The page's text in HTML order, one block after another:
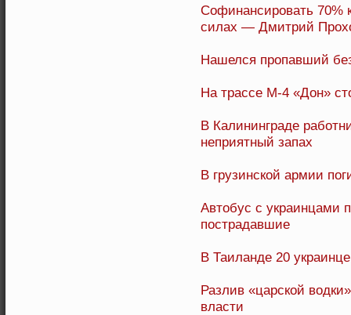
Софинансировать 70%
силах — Дмитрий
Нашелся пропавший
На трассе М-4 «Дон»
В Калининграде
неприятный запах
В грузинской армии
Автобус с украинцами
пострадавшие
В Таиланде 20
Разлив «царской
власти